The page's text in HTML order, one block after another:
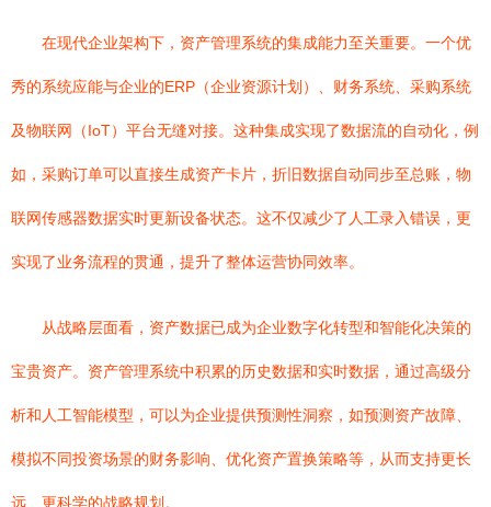
在现代企业架构下，资产管理系统的集成能力至关重要。一个优
秀的系统应能与企业的ERP（企业资源计划）、财务系统、采购系统
及物联网（IoT）平台无缝对接。这种集成实现了数据流的自动化，例
如，采购订单可以直接生成资产卡片，折旧数据自动同步至总账，物
联网传感器数据实时更新设备状态。这不仅减少了人工录入错误，更
实现了业务流程的贯通，提升了整体运营协同效率。
从战略层面看，资产数据已成为企业数字化转型和智能化决策的
宝贵资产。资产管理系统中积累的历史数据和实时数据，通过高级分
析和人工智能模型，可以为企业提供预测性洞察，如预测资产故障、
模拟不同投资场景的财务影响、优化资产置换策略等，从而支持更长
远、更科学的战略规划。